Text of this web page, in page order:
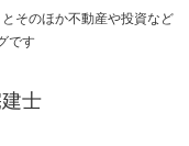
そのほか不動産や投資など
です
士